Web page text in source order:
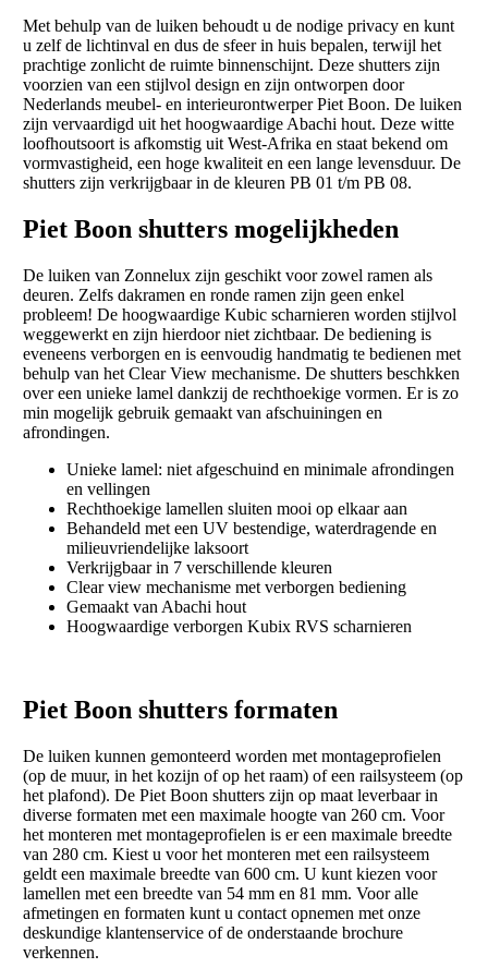
Met behulp van de luiken behoudt u de nodige privacy en kunt
u zelf de lichtinval en dus de sfeer in huis bepalen, terwijl het
prachtige zonlicht de ruimte binnenschijnt. Deze shutters zijn
voorzien van een stijlvol design en zijn ontworpen door
Nederlands meubel- en interieurontwerper Piet Boon. De luiken
zijn vervaardigd uit het hoogwaardige Abachi hout. Deze witte
loofhoutsoort is afkomstig uit West-Afrika en staat bekend om
vormvastigheid, een hoge kwaliteit en een lange levensduur. De
shutters zijn verkrijgbaar in de kleuren PB 01 t/m PB 08.
Piet Boon shutters mogelijkheden
De luiken van Zonnelux zijn geschikt voor zowel ramen als
deuren. Zelfs dakramen en ronde ramen zijn geen enkel
probleem! De hoogwaardige Kubic scharnieren worden stijlvol
weggewerkt en zijn hierdoor niet zichtbaar. De bediening is
eveneens verborgen en is eenvoudig handmatig te bedienen met
behulp van het Clear View mechanisme. De shutters beschkken
over een unieke lamel dankzij de rechthoekige vormen. Er is zo
min mogelijk gebruik gemaakt van afschuiningen en
afrondingen.
Unieke lamel: niet afgeschuind en minimale afrondingen
en vellingen
Rechthoekige lamellen sluiten mooi op elkaar aan
Behandeld met een UV bestendige, waterdragende en
milieuvriendelijke laksoort
Verkrijgbaar in 7 verschillende kleuren
Clear view mechanisme met verborgen bediening
Gemaakt van Abachi hout
Hoogwaardige verborgen Kubix RVS scharnieren
Piet Boon shutters formaten
De luiken kunnen gemonteerd worden met montageprofielen
(op de muur, in het kozijn of op het raam) of een railsysteem (op
het plafond). De Piet Boon shutters zijn op maat leverbaar in
diverse formaten met een maximale hoogte van 260 cm. Voor
het monteren met montageprofielen is er een maximale breedte
van 280 cm. Kiest u voor het monteren met een railsysteem
geldt een maximale breedte van 600 cm. U kunt kiezen voor
lamellen met een breedte van 54 mm en 81 mm. Voor alle
afmetingen en formaten kunt u contact opnemen met onze
deskundige klantenservice of de onderstaande brochure
verkennen.